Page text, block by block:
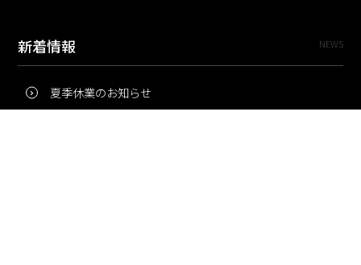
新着情報 NEWS
夏季休業のお知らせ